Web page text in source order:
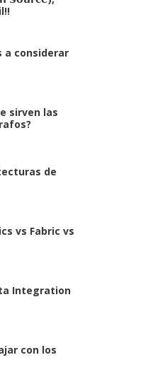
a considerar
sirven las
de
vs Fabric vs
Integration
con los